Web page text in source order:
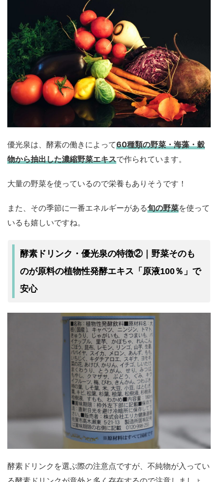
優光泉は、酵素の働きによって60種類の野菜・海藻・穀
物から抽出した濃縮野菜エキスで作られています。
大量の野菜を使っているので栄養もありそうです！
また、その季節に一番エネルギーがある旬の野菜を使って
いるも嬉しいですね。
酵素ドリンク・優光泉の特徴②｜野菜そのも
のが原料の植物性発酵エキス「原液100％」で
安心
酵素ドリンクを選ぶ際の注意点ですが、不純物が入ってい